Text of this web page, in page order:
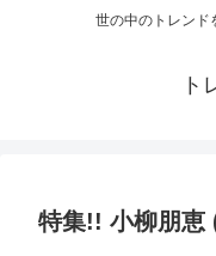
世の中のトレンド
ト
特集!! 小柳朋恵